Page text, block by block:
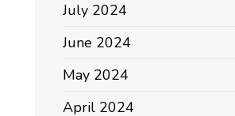
July 2024
June 2024
May 2024
April 2024